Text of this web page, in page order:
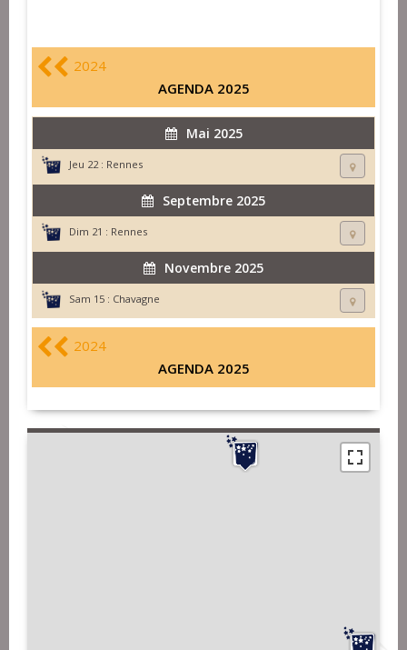
2024
AGENDA 2025
Mai 2025
Jeu 22 : Rennes
Septembre 2025
Dim 21 : Rennes
Novembre 2025
Sam 15 : Chavagne
2024
AGENDA 2025